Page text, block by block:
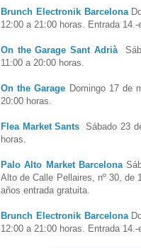
Brunch Electronik Barcelona
12:00 a 21:00 horas. Entrada 14.-
On the Garage Sant Adrià
11:00 a 20:00 horas.
On the Garage Domingo 17 de
20:00 horas.
Flea Market Sants Sábado 23
horas.
Palo Alto Market Barcelona
Alto de Calle Pellaires, nº 30, de
años entrada gratuita.
Brunch Electronik Barcelona
12:00 a 21:00 horas. Entrada 14.-